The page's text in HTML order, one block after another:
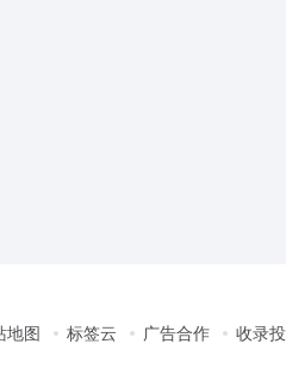
地图 标签云 广告合作
收录